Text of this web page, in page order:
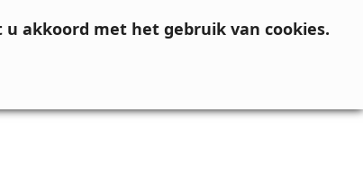
akkoord met het gebruik van cookies.